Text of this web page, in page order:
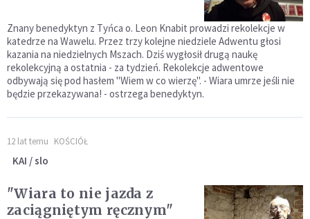
Znany benedyktyn z Tyńca o. Leon Knabit prowadzi rekolekcje w
katedrze na Wawelu. Przez trzy kolejne niedziele Adwentu głosi
kazania na niedzielnych Mszach. Dziś wygłosił drugą naukę
rekolekcyjną a ostatnia - za tydzień. Rekolekcje adwentowe
odbywają się pod hasłem "Wiem w co wierzę". - Wiara umrze jeśli nie
będzie przekazywana! - ostrzega benedyktyn.
12 lat temu KOŚCIÓŁ
KAI / slo
"Wiara to nie jazda z
zaciągniętym ręcznym"